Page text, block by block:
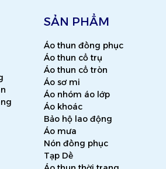
SẢN PHẨM
Áo thun đồng phục
Áo thun cổ trụ
Áo thun cổ tròn
Áo sơ mi
Áo nhóm áo lớp
Áo khoác
Bảo hộ lao động
Áo mưa
Nón đồng phục
Tạp Dề